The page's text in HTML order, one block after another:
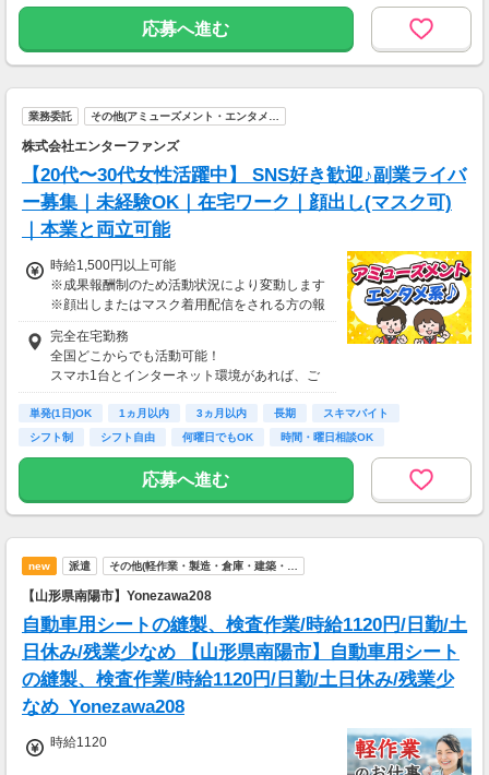
応募へ進む
業務委託 その他(アミューズメント・エンタメ…
株式会社エンターファンズ
【20代〜30代女性活躍中】 SNS好き歓迎♪副業ライバ
ー募集｜未経験OK｜在宅ワーク｜顔出し(マスク可)
｜本業と両立可能
時給1,500円以上可能
※成果報酬制のため活動状況により変動します
※顔出しまたはマスク着用配信をされる方の報
酬基準となります
【収入例】
■事務職Aさん（週3日・月50時間程度）
月収8万円～15万円
月収15万円～25万円
■主婦Cさん（月100時間程度）
月収20万円以上
現在活躍中のライバーの多くは会社員や主婦の
方。
本業や家庭と両立しながら副業として活動され
ています。
完全在宅勤務
全国どこからでも活動可能！
スマホ1台とインターネット環境があれば、ご
自宅からスタートできます。
通勤時間ゼロだから、本業やプライベートとの
両立もラクラク♪
単発(1日)OK 1ヵ月以内 3ヵ月以内 長期
スキマバイト
シフト制
シフト自由 何曜日でもOK 時間・曜日相談OK
応募へ進む
new 派遣 その他(軽作業・製造・倉庫・建築・…
【山形県南陽市】Yonezawa208
自動車用シートの縫製、検査作業/時給1120円/日勤/土
日休み/残業少なめ 【山形県南陽市】自動車用シート
の縫製、検査作業/時給1120円/日勤/土日休み/残業少
なめ_Yonezawa208
時給1120